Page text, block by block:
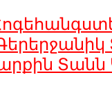
Տանն